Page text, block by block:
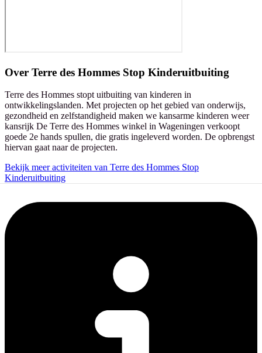
Over Terre des Hommes Stop Kinderuitbuiting
Terre des Hommes stopt uitbuiting van kinderen in
ontwikkelingslanden. Met projecten op het gebied van onderwijs,
gezondheid en zelfstandigheid maken we kansarme kinderen weer
kansrijk De Terre des Hommes winkel in Wageningen verkoopt
goede 2e hands spullen, die gratis ingeleverd worden. De opbrengst
hiervan gaat naar de projecten.
Bekijk meer activiteiten van Terre des Hommes Stop
Kinderuitbuiting